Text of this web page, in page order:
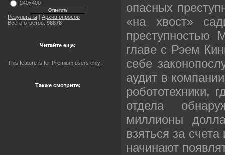
240x400
Результаты | Архив опросов
Всего ответов: 98878
Читайте еще:
This feature is for Premium users only!
Также смотрите:
опасных
«на хвост»
преступностью
главе с Рэем
себе
аудит в
робототехники,
отдела
миллионы
взяться за
начинают